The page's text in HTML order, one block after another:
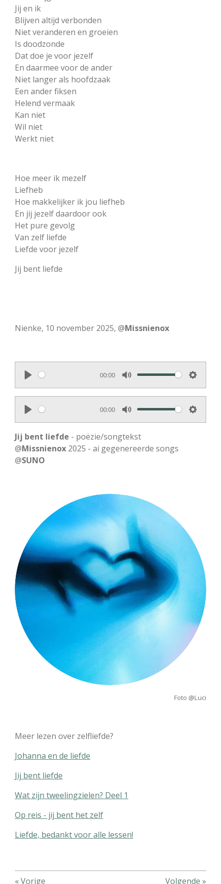
Jij en ik
Blijven altijd verbonden
Niet veranderen en groeien
Is doodzonde
Dat doe je voor jezelf
En daarmee voor de ander
Niet langer als hoofdzaak
Een ander fiksen
Helend vermaak
Kan niet
Wil niet
Werkt niet
Hoe meer ik mezelf
Liefheb
Hoe makkelijker ik jou liefheb
En jij jezelf daardoor ook
Het pure gevolg
Van zelf liefde
Liefde voor jezelf
Jij bent liefde
Nienke, 10 november 2025, @Missnienox
P
l
a
y
00:00
M
u
t
e
S
e
t
t
P
l
a
y
00:00
M
u
t
S
Jij bent liefde - poëzie/songtekst
@Missnienox 2025 - ai gegenereerde songs
@SUNO
Foto @Luci
Meer lezen over zelfliefde?
Johanna en de liefde
Jij bent liefde
Wat zijn tweelingzielen? Deel 1
Op reis - jij bent het zelf
Liefde, bedankt voor alle lessen!
«Vorige Volgende »